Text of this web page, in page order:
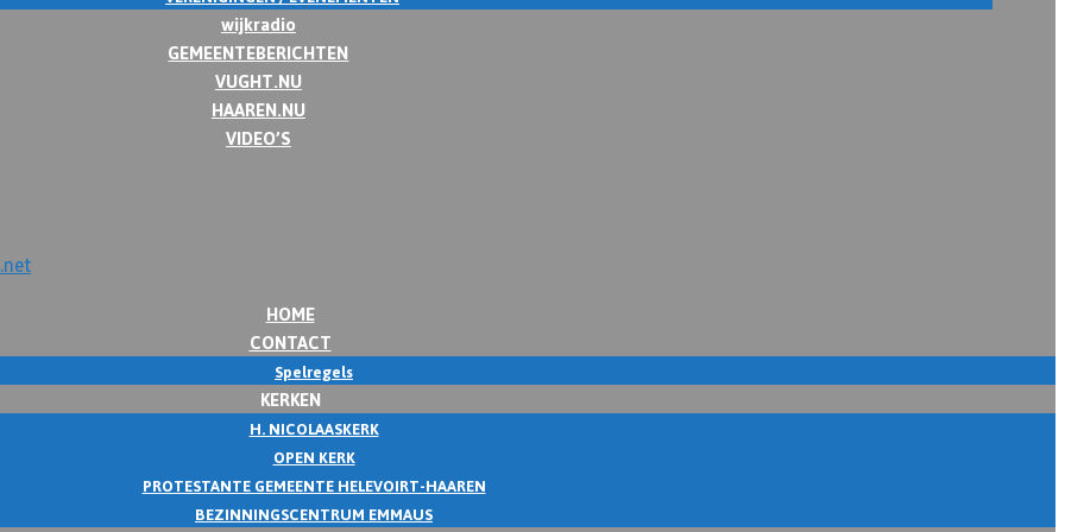
wijkradio
GEMEENTEBERICHTEN
VUGHT.NU
HAAREN.NU
VIDEO’S
HOME
CONTACT
Spelregels
KERKEN
H. NICOLAASKERK
OPEN KERK
PROTESTANTE GEMEENTE HELEVOIRT-HAAREN
BEZINNINGSCENTRUM EMMAUS